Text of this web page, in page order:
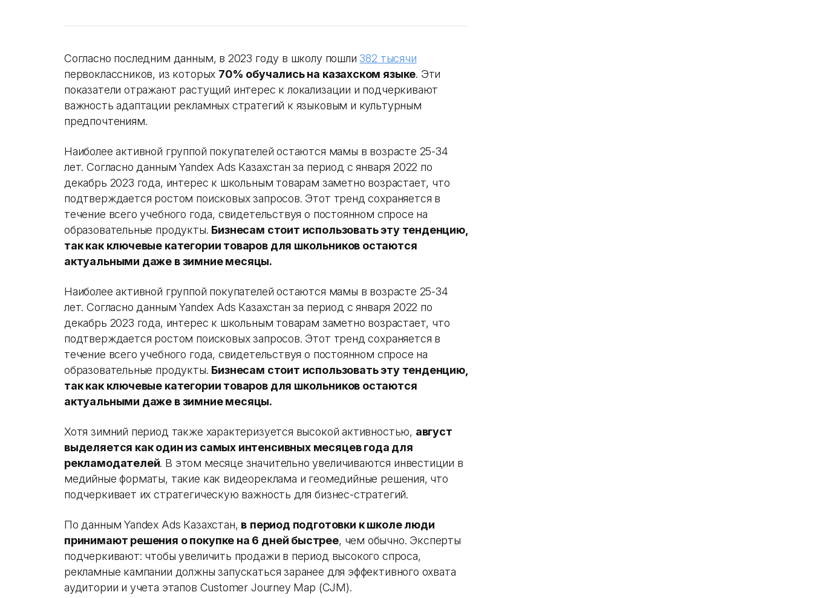
Согласно последним данным, в 2023 году в школу пошли 382 тысячи
первоклассников, из которых 70% обучались на казахском языке. Эти
показатели отражают растущий интерес к локализации и подчеркивают
важность адаптации рекламных стратегий к языковым и культурным
предпочтениям.
Наиболее активной группой покупателей остаются мамы в возрасте 25-34
лет. Согласно данным Yandex Ads Казахстан за период с января 2022 по
декабрь 2023 года, интерес к школьным товарам заметно возрастает, что
подтверждается ростом поисковых запросов. Этот тренд сохраняется в
течение всего учебного года, свидетельствуя о постоянном спросе на
образовательные продукты. Бизнесам стоит использовать эту тенденцию,
так как ключевые категории товаров для школьников остаются
актуальными даже в зимние месяцы.
Наиболее активной группой покупателей остаются мамы в возрасте 25-34
лет. Согласно данным Yandex Ads Казахстан за период с января 2022 по
декабрь 2023 года, интерес к школьным товарам заметно возрастает, что
подтверждается ростом поисковых запросов. Этот тренд сохраняется в
течение всего учебного года, свидетельствуя о постоянном спросе на
образовательные продукты. Бизнесам стоит использовать эту тенденцию,
так как ключевые категории товаров для школьников остаются
актуальными даже в зимние месяцы.
Хотя зимний период также характеризуется высокой активностью, август
выделяется как один из самых интенсивных месяцев года для
рекламодателей. В этом месяце значительно увеличиваются инвестиции в
медийные форматы, такие как видеореклама и геомедийные решения, что
подчеркивает их стратегическую важность для бизнес-стратегий.
По данным Yandex Ads Казахстан, в период подготовки к школе люди
принимают решения о покупке на 6 дней быстрее, чем обычно. Эксперты
подчеркивают: чтобы увеличить продажи в период высокого спроса,
рекламные кампании должны запускаться заранее для эффективного охвата
аудитории и учета этапов Customer Journey Map (CJM).